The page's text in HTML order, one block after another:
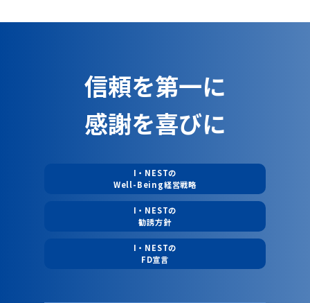
信頼を第一に
感謝を喜びに
I・NESTの
Well-Being経営戦略
I・NESTの
勧誘方針
I・NESTの
FD宣言